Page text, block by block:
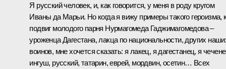
Я русский человек, и, как говорится, у меня в роду кругом
Иваны да Марьи. Но когда я вижу примеры такого героизма,
подвиг молодого парня Нурмагомеда Гаджимагомедова –
уроженца Дагестана, лакца по национальности, других
воинов, мне хочется сказать: я лакец, я дагестанец, я
ингуш, русский, татарин, еврей, мордвин, осетин… Всех